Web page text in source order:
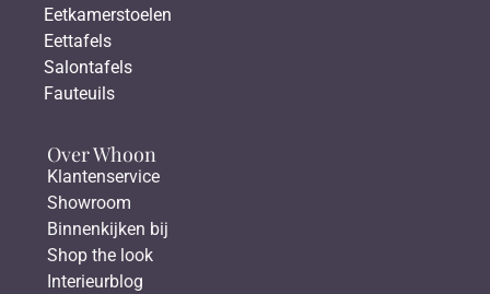
Eetkamerstoelen
Eettafels
Salontafels
Fauteuils
Over Whoon
Klantenservice
Showroom
Binnenkijken bij
Shop the look
Interieurblog